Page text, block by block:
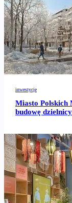
inwestycje
Miasto Polskich
budowę